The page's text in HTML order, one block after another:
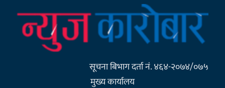
सूचना बिभाग दर्ता नं. ४६४-२०७४/०७५
मुख्य कार्यालय